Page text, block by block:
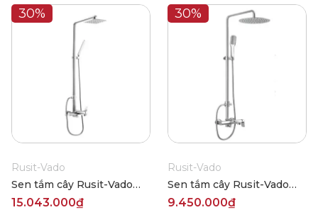
30%
Rusit-Vado
Sen tắm cây Rusit-Vado
R686T666
15.043.000₫
30%
Rusit-Vado
Sen tắm cây Rusit-Vado
R686T669
9.450.000₫